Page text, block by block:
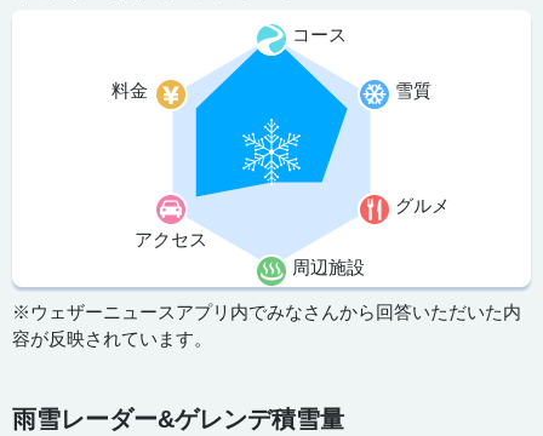
コース
周辺施設
雪質
アクセス
グルメ
料金
※ウェザーニュースアプリ内でみなさんから回答いただいた内
容が反映されています。
雨雪レーダー&ゲレンデ積雪量